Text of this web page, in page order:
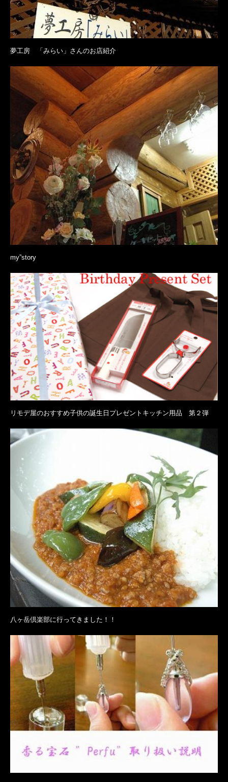
夢工房 「みらい」さんのお店紹介
my”story
リモデ屋のおすすめ子供の誕生日プレゼントキッチン用品 第２弾
八ヶ岳倶楽部に行ってきました！！